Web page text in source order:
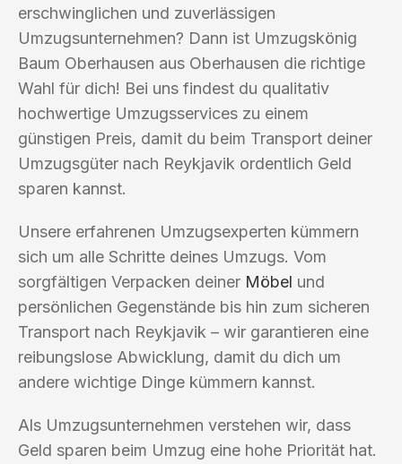
erschwinglichen und zuverlässigen
Umzugsunternehmen? Dann ist Umzugskönig
Baum Oberhausen aus Oberhausen die richtige
Wahl für dich! Bei uns findest du qualitativ
hochwertige Umzugsservices zu einem
günstigen Preis, damit du beim Transport deiner
Umzugsgüter nach Reykjavik ordentlich Geld
sparen kannst.
Unsere erfahrenen Umzugsexperten kümmern
sich um alle Schritte deines Umzugs. Vom
sorgfältigen Verpacken deiner Möbel und
persönlichen Gegenstände bis hin zum sicheren
Transport nach Reykjavik – wir garantieren eine
reibungslose Abwicklung, damit du dich um
andere wichtige Dinge kümmern kannst.
Als Umzugsunternehmen verstehen wir, dass
Geld sparen beim Umzug eine hohe Priorität hat.